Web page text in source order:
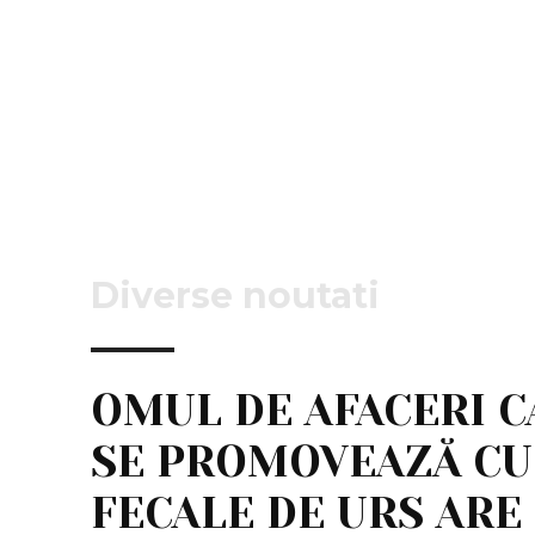
Diverse noutati
OMUL DE AFACERI
SE PROMOVEAZĂ CU
FECALE DE URS ARE